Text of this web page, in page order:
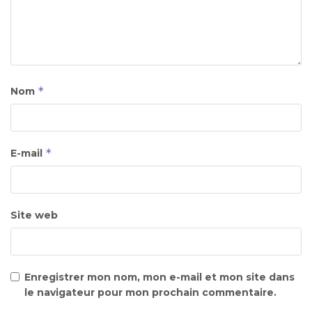
Nom *
E-mail *
Site web
Enregistrer mon nom, mon e-mail et mon site dans
le navigateur pour mon prochain commentaire.